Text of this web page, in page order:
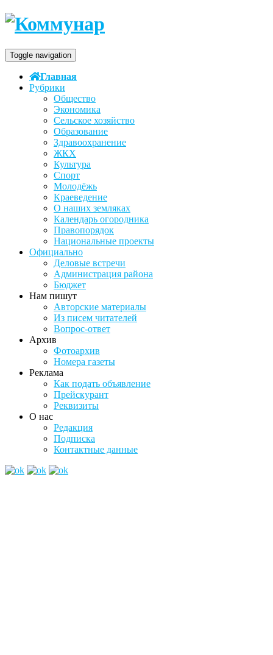
Toggle navigation
Главная
Рубрики
Общество
Экономика
Сельское хозяйство
Образование
Здравоохранение
ЖКХ
Культура
Спорт
Молодёжь
Краеведение
О наших земляках
Календарь огородника
Правопорядок
Национальные проекты
Официально
Деловые встречи
Администрация района
Бюджет
Нам пишут
Авторские материалы
Из писем читателей
Вопрос-ответ
Архив
Фотоархив
Номера газеты
Реклама
Как подать объявление
Прейскурант
Реквизиты
О нас
Редакция
Подписка
Контактные данные